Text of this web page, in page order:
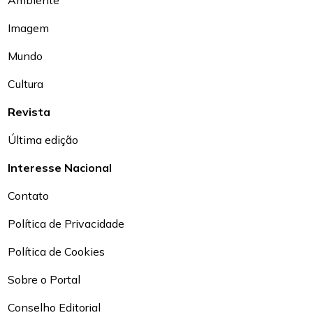
Imagem
Mundo
Cultura
Revista
Última edição
Interesse Nacional
Contato
Política de Privacidade
Política de Cookies
Sobre o Portal
Conselho Editorial